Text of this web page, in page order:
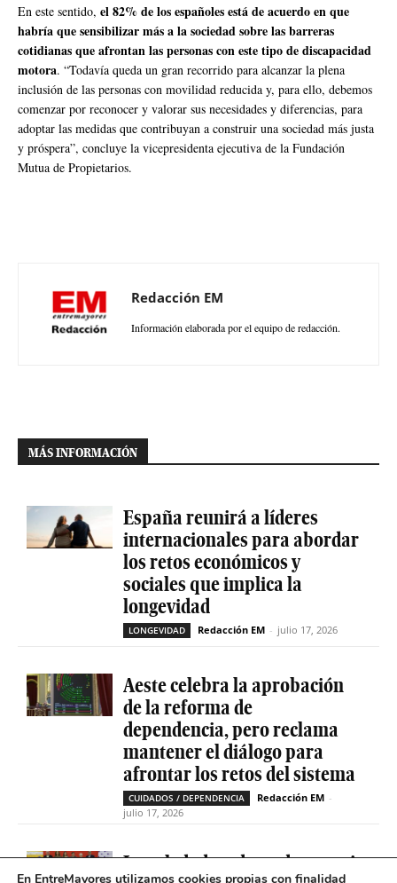
En este sentido, el 82% de los españoles está de acuerdo en que
habría que sensibilizar más a la sociedad sobre las barreras
cotidianas que afrontan las personas con este tipo de discapacidad
motora. “Todavía queda un gran recorrido para alcanzar la plena
inclusión de las personas con movilidad reducida y, para ello, debemos
comenzar por reconocer y valorar sus necesidades y diferencias, para
adoptar las medidas que contribuyan a construir una sociedad más justa
y próspera”, concluye la vicepresidenta ejecutiva de la Fundación
Mutua de Propietarios.
Redacción EM
Información elaborada por el equipo de redacción.
MÁS INFORMACIÓN
España reunirá a líderes
internacionales para abordar
los retos económicos y
sociales que implica la
longevidad
LONGEVIDAD Redacción EM - julio 17, 2026
Aeste celebra la aprobación
de la reforma de
dependencia, pero reclama
mantener el diálogo para
afrontar los retos del sistema
CUIDADOS / DEPENDENCIA Redacción EM -
julio 17, 2026
La soledad no deseada es casi
En EntreMayores utilizamos cookies propias con finalidad